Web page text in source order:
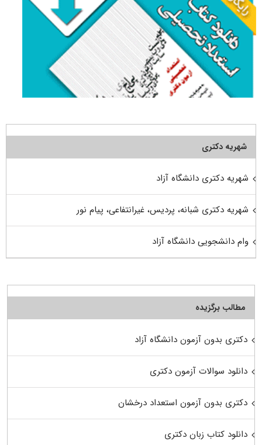
شهریه دکتری
شهریه دکتری دانشگاه آزاد
شهریه دکتری شبانه، پردیس، غیرانتفاعی، پیام نور
وام دانشجویی دانشگاه آزاد
مطالب برگزیده
دکتری بدون آزمون دانشگاه آزاد
دانلود سوالات آزمون دکتری
دکتری بدون آزمون استعداد درخشان
دانلود کتاب زبان دکتری